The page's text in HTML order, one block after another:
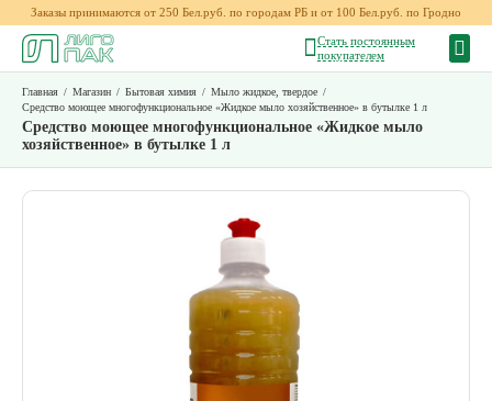
Заказы принимаются от 250 Бел.руб. по городам РБ и от 100 Бел.руб. по Гродно
Стать постоянным
покупателем
Главная / Магазин / Бытовая химия / Мыло жидкое, твердое /
Средство моющее многофункциональное «Жидкое мыло хозяйственное» в бутылке 1 л
Средство моющее многофункциональное «Жидкое мыло
хозяйственное» в бутылке 1 л